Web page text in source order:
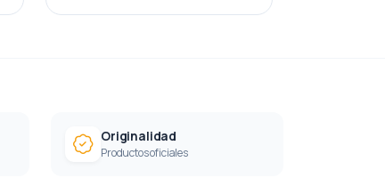
Originalidad
Productos oficiales